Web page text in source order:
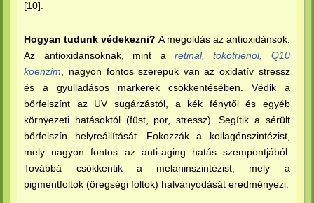
[10].
Hogyan tudunk védekezni? A megoldás az antioxidánsok.
Az antioxidánsoknak, mint a retinal, tokotrienol, Q10
koenzim, nagyon fontos szerepük van az oxidatív stressz
és a gyulladásos markerek csökkentésében. Védik a
bőrfelszínt az UV sugárzástól, a kék fénytől és egyéb
környezeti hatásoktól (füst, por, stressz). Segítik a sérült
bőrfelszín helyreállítását. Fokozzák a kollagénszintézist,
mely nagyon fontos az anti-aging hatás szempontjából.
Továbbá csökkentik a melaninszintézist, mely a
pigmentfoltok (öregségi foltok) halványodását eredményezi.